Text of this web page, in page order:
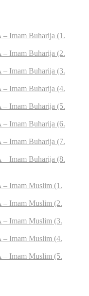
Imam Buharija (1.
Imam Buharija (2.
Imam Buharija (3.
Imam Buharija (4.
Imam Buharija (5.
Imam Buharija (6.
Imam Buharija (7.
Imam Buharija (8.
Imam Muslim (1.
Imam Muslim (2.
Imam Muslim (3.
Imam Muslim (4.
Imam Muslim (5.